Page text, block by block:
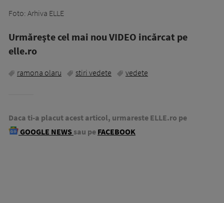
Foto: Arhiva ELLE
Urmăreşte cel mai nou VIDEO incărcat pe
elle.ro
ramona olaru stiri vedete vedete
Daca ti-a placut acest articol, urmareste ELLE.ro pe
GOOGLE NEWS sau pe FACEBOOK